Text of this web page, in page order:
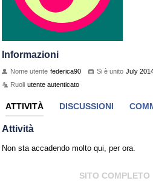
Informazioni
Nome utente federica90 Si è unito July
Ruoli utente autenticato
ATTIVITÀ DISCUSSIONI
Attività
Non sta accadendo molto qui, per ora.
SITO COMPLETO